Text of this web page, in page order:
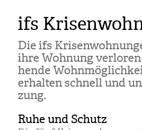
ifs
Die ifs
ihre Woh­nung
hende
erhal­ten schnell und
zung.
Ruhe und Schutz